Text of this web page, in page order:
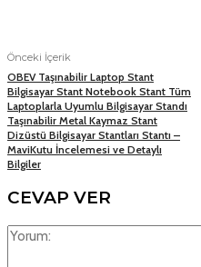
Önceki İçerik
OBEV Taşınabilir Laptop Stant
Bilgisayar Stant Notebook Stant Tüm
Laptoplarla Uyumlu Bilgisayar Standı
Taşınabilir Metal Kaymaz Stant
Dizüstü Bilgisayar Stantları Stantı –
MaviKutu İncelemesi ve Detaylı
Bilgiler
CEVAP VER